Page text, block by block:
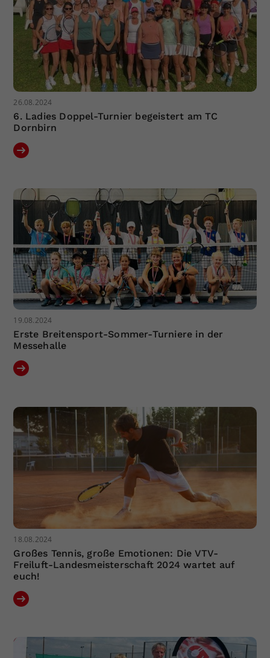
26.08.2024
6. Ladies Doppel-Turnier begeistert am TC
Dornbirn
19.08.2024
Erste Breitensport-Sommer-Turniere in der
Messehalle
18.08.2024
Großes Tennis, große Emotionen: Die VTV-
Freiluft-Landesmeisterschaft 2024 wartet auf
euch!